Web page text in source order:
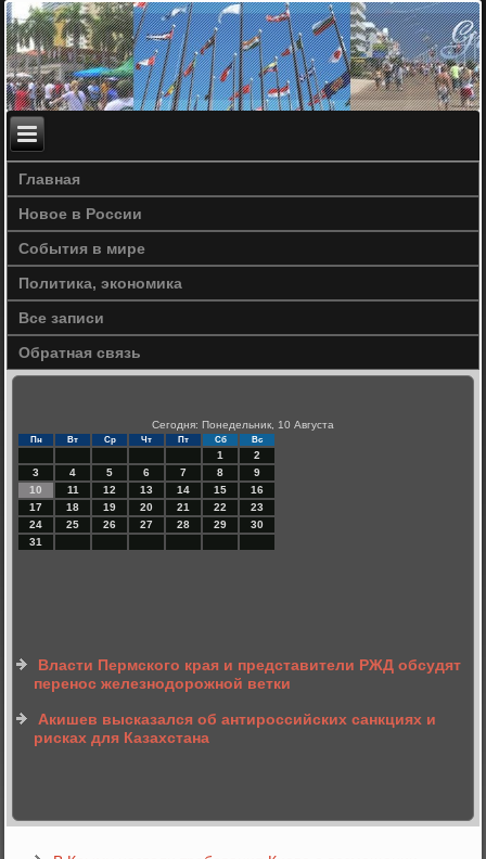
Главная
Новое в России
События в мире
Политика, экономика
Все записи
Обратная связь
Сегодня: Понедельник, 10 Августа
Пн Вт Ср Чт Пт Сб Вс
1
2
3
4 5 6 7 8
9
10
11 12 13 14 15
16
17
18 19 20 21 22
23
24
25 26 27 28 29
30
31
Власти Пермского края и представители РЖД обсудят
перенос железнодорожной ветки
Акишев высказался об антироссийских санкциях и
рисках для Казахстана